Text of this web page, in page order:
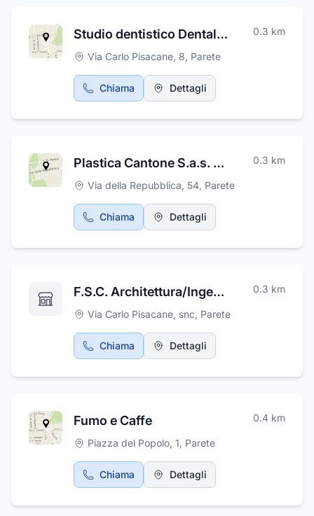
Studio dentistico Dental Modern dott.ssa Maria Assunta Terracciano 0.3 km
Via Carlo Pisacane, 8, Parete
Chiama Dettagli
Plastica Cantone S.a.s. di Falco Concetta & C. 0.3 km
Via della Repubblica, 54, Parete
Chiama Dettagli
F.S.C. Architettura/Ingegneria 0.3 km
Via Carlo Pisacane, snc, Parete
Chiama Dettagli
Fumo e Caffe 0.4 km
Piazza del Popolo, 1, Parete
Chiama Dettagli